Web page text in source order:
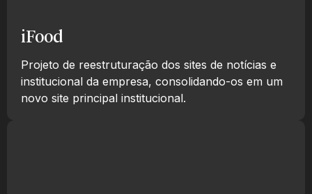
iFood
Projeto de reestruturação dos sites de notícias e
institucional da empresa, consolidando-os em um
novo site principal institucional.